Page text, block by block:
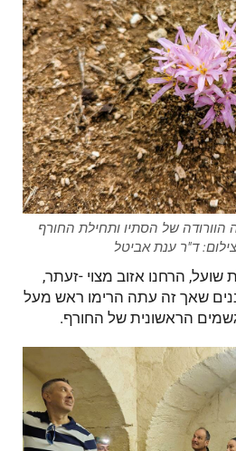
הוורודה של הסתיו ותחילת החורף
ד"ר ענת אביטל
שועל, הרחנו אזוב מצוי -זעתר,
שאך זה עתה הרימו ראש מעל
הראשונית של החורף.